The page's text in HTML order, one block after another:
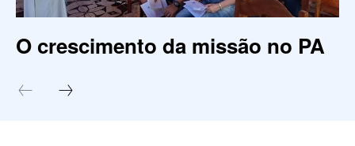
O crescimento da missão no PA